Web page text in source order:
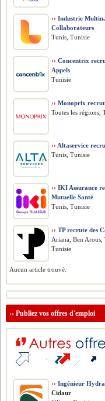
›› Industrie
Collaborateurs
Tunis, Tunisie
›› Concentrix
Appels
Tunisie
›› Monoprix
Toutes les régions,
›› Altaservice
Tunis, Tunisie
›› IKI Assurance
Mutuelle Santé
Tunis, Tunisie
›› TP recrute des
Ariana, Ben Arous,
Tunisie
Aucun article trouvé.
››Publiez vos offres d'emploi
›› Ingénieur
Cidaur